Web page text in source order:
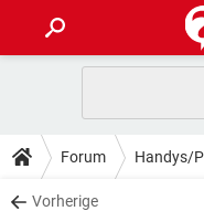
ANDROID
WINDOWS 10
TIPPS & TRICKS
SPIELE
DOWNLOADS
Forum Handys/
Vorherige